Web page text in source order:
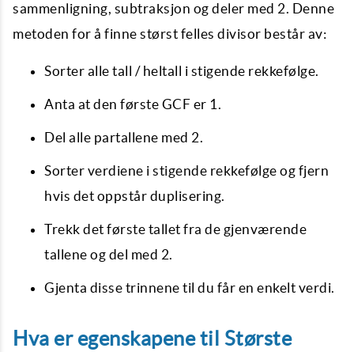
sammenligning, subtraksjon og deler med 2. Denne
metoden for å finne størst felles divisor består av:
Sorter alle tall / heltall i stigende rekkefølge.
Anta at den første GCF er 1.
Del alle partallene med 2.
Sorter verdiene i stigende rekkefølge og fjern
hvis det oppstår duplisering.
Trekk det første tallet fra de gjenværende
tallene og del med 2.
Gjenta disse trinnene til du får en enkelt verdi.
Hva er egenskapene til Største